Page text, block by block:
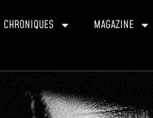
CHRONIQUES MAGAZINE